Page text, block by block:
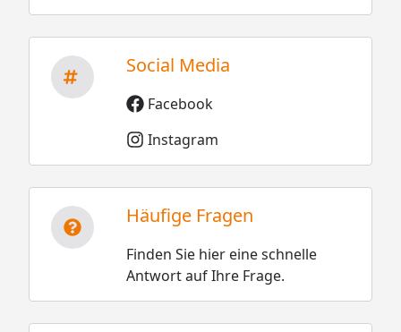
Social Media
Facebook
Instagram
Häufige Fragen
Finden Sie hier eine schnelle
Antwort auf Ihre Frage.